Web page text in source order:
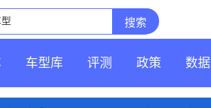
车型库 评测 政策 数据